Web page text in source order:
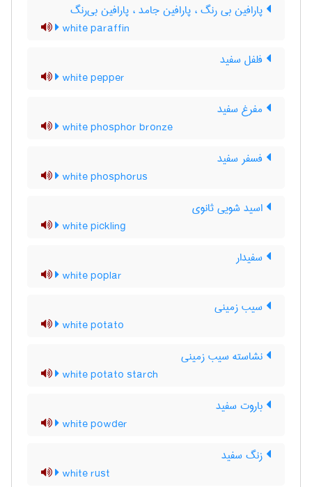
پارافین بی رنگ ، پارافین جامد ، پارافین بی‌رنگ
white paraffin
فلفل سفید
white pepper
مفرغ سفید
white phosphor bronze
فسفر سفید
white phosphorus
اسید شویی ثانوی
white pickling
سفیدار
white poplar
سیب زمینی
white potato
نشاسته سیب زمینی
white potato starch
باروت سفید
white powder
زنگ سفید
white rust